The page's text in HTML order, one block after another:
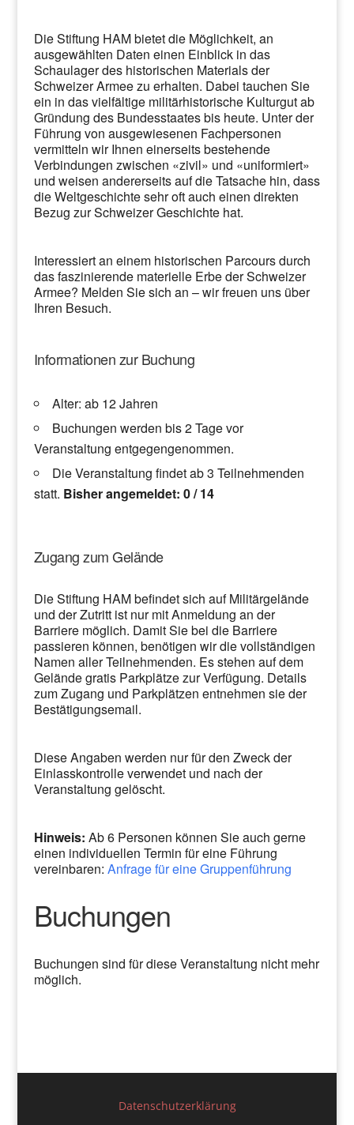
Die Stiftung HAM bietet die Möglichkeit, an
ausgewählten Daten einen Einblick in das
Schaulager des historischen Materials der
Schweizer Armee zu erhalten. Dabei tauchen Sie
ein in das vielfältige militärhistorische Kulturgut ab
Gründung des Bundesstaates bis heute. Unter der
Führung von ausgewiesenen Fachpersonen
vermitteln wir Ihnen einerseits bestehende
Verbindungen zwischen «zivil» und «uniformiert»
und weisen andererseits auf die Tatsache hin, dass
die Weltgeschichte sehr oft auch einen direkten
Bezug zur Schweizer Geschichte hat.
Interessiert an einem historischen Parcours durch
das faszinierende materielle Erbe der Schweizer
Armee? Melden Sie sich an – wir freuen uns über
Ihren Besuch.
Informationen zur Buchung
Alter: ab 12 Jahren
Buchungen werden bis 2 Tage vor
Veranstaltung entgegengenommen.
Die Veranstaltung findet ab 3 Teilnehmenden
statt. Bisher angemeldet: 0 / 14
Zugang zum Gelände
Die Stiftung HAM befindet sich auf Militärgelände
und der Zutritt ist nur mit Anmeldung an der
Barriere möglich. Damit Sie bei die Barriere
passieren können, benötigen wir die vollständigen
Namen aller Teilnehmenden. Es stehen auf dem
Gelände gratis Parkplätze zur Verfügung. Details
zum Zugang und Parkplätzen entnehmen sie der
Bestätigungsemail.
Diese Angaben werden nur für den Zweck der
Einlasskontrolle verwendet und nach der
Veranstaltung gelöscht.
Hinweis: Ab 6 Personen können Sie auch gerne
einen individuellen Termin für eine Führung
vereinbaren: Anfrage für eine Gruppenführung
Buchungen
Buchungen sind für diese Veranstaltung nicht mehr
möglich.
Datenschutzerklärung